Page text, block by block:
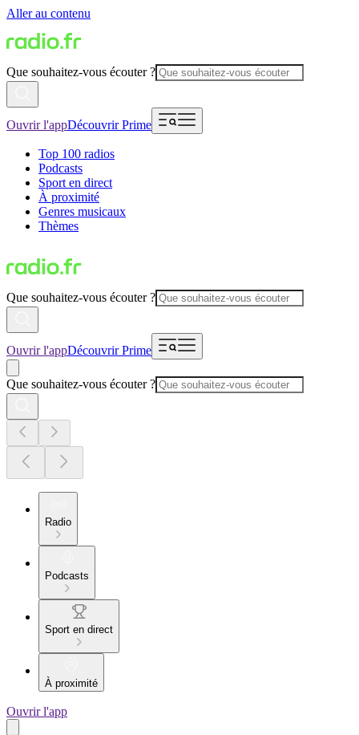
Aller au contenu
Que souhaitez-vous écouter ?
Ouvrir l'appDécouvrir Prime
Top 100 radios
Podcasts
Sport en direct
À proximité
Genres musicaux
Thèmes
Que souhaitez-vous écouter ?
Ouvrir l'appDécouvrir Prime
Que souhaitez-vous écouter ?
Radio
Podcasts
Sport en direct
À proximité
Ouvrir l'app